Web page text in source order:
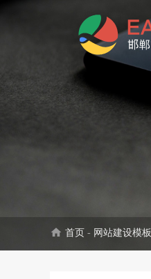
home 首页 - 网站建设模板